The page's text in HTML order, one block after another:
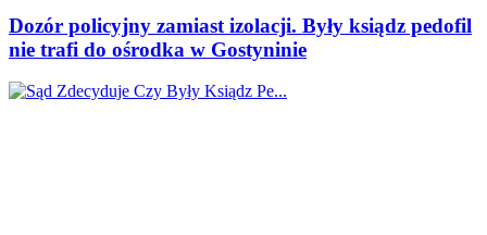
Dozór policyjny zamiast izolacji. Były ksiądz pedofil
nie trafi do ośrodka w Gostyninie